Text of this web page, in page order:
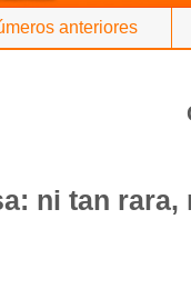
anteriores
ni tan rara,